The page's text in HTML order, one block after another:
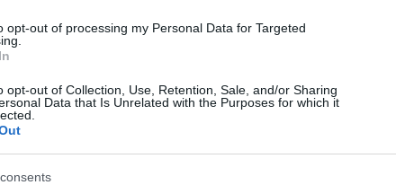
opt-out of processing my Personal Data for Targeted
opt-out of Collection, Use, Retention, Sale, and/or Sharing
Data that Is Unrelated with the Purposes for which it
be a papírokat, decemberben
áprilisában csörgött is a telefon,
Igazából nem is értettük,
mert túl gyorsan történt minden a
de aztán kiderült, hogy
fiunk- őt először
Ekkor jöttünk mi a képbe és